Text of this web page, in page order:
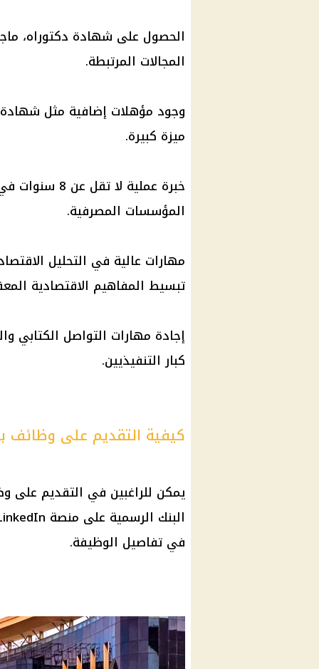
الحصول على شهادة دكتوراه،
المجالات المرتبطة.
وجود مؤهلات إضافية مثل شهادة
ميزة كبيرة.
خبرة عملية
المؤسسات المصرفية.
مهارات عالية في التحليل
تبسيط المفاهيم الاقتصادية
إجادة مهارات التواصل
كبار التنفيذيين.
كيفية التقديم على وظائف
يمكن للراغبين في التقديم على
في تفاصيل الوظيفة.